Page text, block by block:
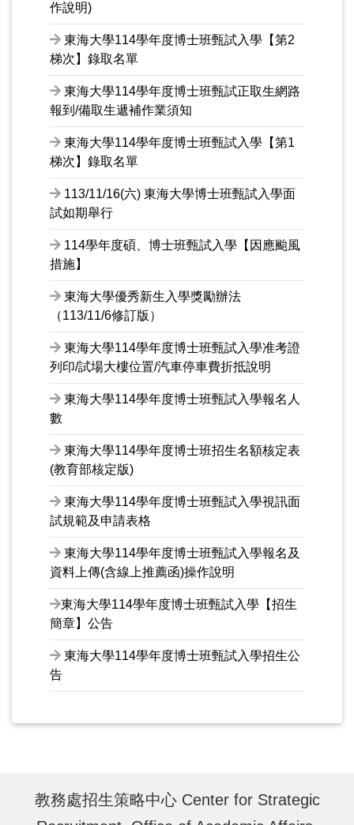
作說明)
東海大學114學年度博士班甄試入學【第2
梯次】錄取名單
東海大學114學年度博士班甄試正取生網路
報到/備取生遞補作業須知
東海大學114學年度博士班甄試入學【第1
梯次】錄取名單
113/11/16(六) 東海大學博士班甄試入學面
試如期舉行
114學年度碩、博士班甄試入學【因應颱風
措施】
東海大學優秀新生入學獎勵辦法
（113/11/6修訂版）
東海大學114學年度博士班甄試入學准考證
列印/試場大樓位置/汽車停車費折抵說明
東海大學114學年度博士班甄試入學報名人
數
東海大學114學年度博士班招生名額核定表
(教育部核定版)
東海大學114學年度博士班甄試入學視訊面
試規範及申請表格
東海大學114學年度博士班甄試入學報名及
資料上傳(含線上推薦函)操作說明
東海大學114學年度博士班甄試入學【招生
簡章】公告
東海大學114學年度博士班甄試入學招生公
告
教務處招生策略中心 Center for Strategic